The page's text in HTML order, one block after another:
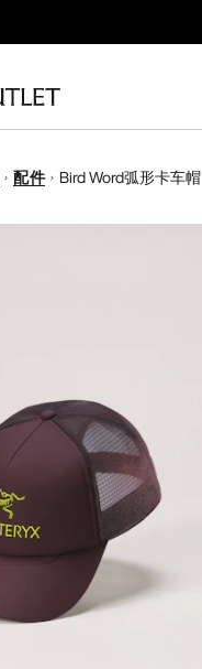
配件 Bird Word弧形卡车帽